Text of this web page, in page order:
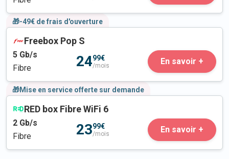
🎁-49€ de frais d'ouverture
Freebox Pop S
5 Gb/s
Fibre
2499€
/mois En savoir +
🎁Mise en service offerte sur demande
RED box Fibre WiFi 6
2 Gb/s
Fibre
2399€
/mois En savoir +